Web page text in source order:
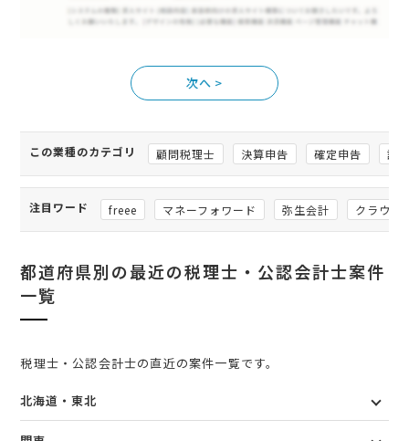
>
この業種のカテゴリ 顧問税理士 決算申告 確定申告 記
注目ワード freee マネーフォワード 弥生会計 クラウド
都道府県別の最近の税理士・公認会計士案件
一覧
税理士・公認会計士の直近の案件一覧です。
北海道・東北